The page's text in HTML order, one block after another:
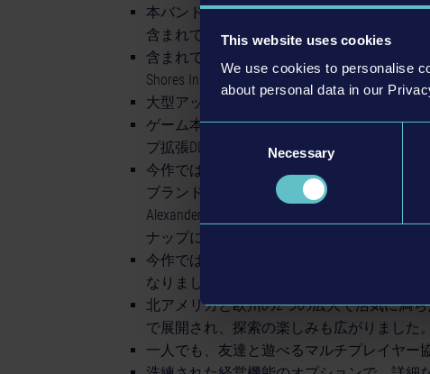
This website uses cookies
We use cookies to personalise
about personal data in our
Consent
Selection
Necessary
本バンドルには、これまでに『Bus
含まれています。
含まれているDLC：MAN Bus Pack、IVECO
Shores Insider Skin Pack、そしてProtect Nature
大型アップデートによりキャリアモードが
ゲーム本体をお持ちのすべての方が楽しめ
プ拡張DLC
今作では国際的に展開する有名メーカーの
ブランドのMercedes-Benz、Setra、IVECO
Alexander Dennis、Scania、BYD、Grande
ナップに加わりました。
今作では、角張った長方形のクラシックな
なりました。さらに、未来の公共交通機関
北アメリカと欧州の2つの広大で活気に満
で展開され、探索の楽しみも広がりました。
一人でも、友達と遊べるマルチプレイヤー